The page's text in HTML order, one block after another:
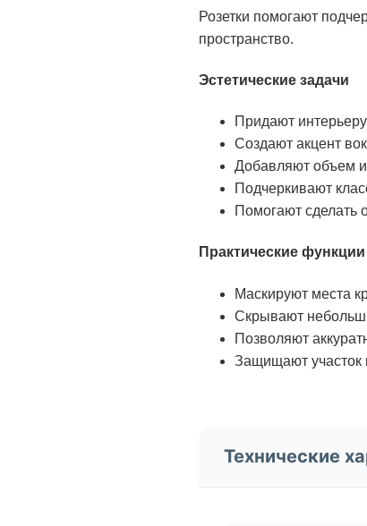
Розетки помогают
пространство.
Эстетические задачи
Придают
Создают акцент
Добавляют объем и
Подчеркивают
Помогают
Практические функции
Маскируют места
Скрывают
Позволяют
Защищают участок
Технические